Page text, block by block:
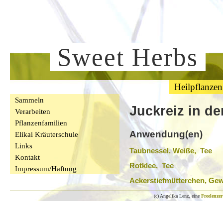
Sweet Herbs
Heilpflanzen
Sammeln
Verarbeiten
Pflanzenfamilien
Elikai Kräuterschule
Links
Kontakt
Impressum/Haftung
Juckreiz in
Anwendung(en)
Taubnessel, Weiße, Tee
Rotklee, Tee
Ackerstiefmütterchen,
(c) Angelika Lenz, eine Freelenzer